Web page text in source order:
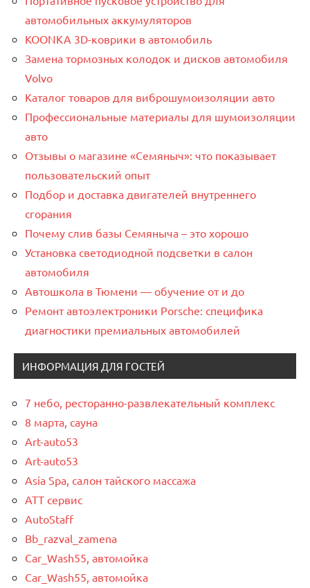
автомобильных аккумуляторов
KOONKA 3D-коврики в автомобиль
Замена тормозных колодок и дисков автомобиля
Volvo
Каталог товаров для виброшумоизоляции авто
Профессиональные материалы для шумоизоляции
авто
Отзывы о магазине «Семяныч»: что показывает
пользовательский опыт
Подбор и доставка двигателей внутреннего
сгорания
Почему слив базы Семяныча – это хорошо
Установка светодиодной подсветки в салон
автомобиля
Автошкола в Тюмени — обучение от и до
Ремонт автоэлектроники Porsche: специфика
диагностики премиальных автомобилей
ИНФОРМАЦИЯ ДЛЯ ГОСТЕЙ
7 небо, ресторанно-развлекательный комплекс
8 марта, сауна
Art-auto53
Art-auto53
Asia Spa, салон тайского массажа
ATT сервис
AutoStaff
Bb_razval_zamena
Car_Wash55, автомойка
Car_Wash55, автомойка